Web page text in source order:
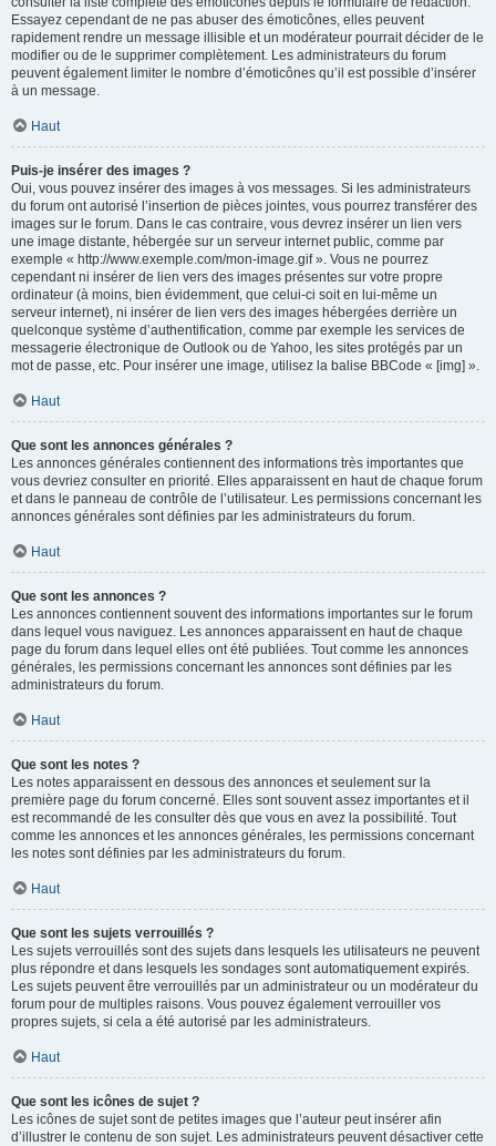
Essayez cependant de ne pas abuser des émoticônes, elles peuvent
rapidement rendre un message illisible et un modérateur pourrait décider de le
modifier ou de le supprimer complètement. Les administrateurs du forum
peuvent également limiter le nombre d’émoticônes qu’il est possible d’insérer
à un message.
Haut
Puis-je insérer des images ?
Oui, vous pouvez insérer des images à vos messages. Si les administrateurs
du forum ont autorisé l’insertion de pièces jointes, vous pourrez transférer des
images sur le forum. Dans le cas contraire, vous devrez insérer un lien vers
une image distante, hébergée sur un serveur internet public, comme par
exemple « http://www.exemple.com/mon-image.gif ». Vous ne pourrez
cependant ni insérer de lien vers des images présentes sur votre propre
ordinateur (à moins, bien évidemment, que celui-ci soit en lui-même un
serveur internet), ni insérer de lien vers des images hébergées derrière un
quelconque système d’authentification, comme par exemple les services de
messagerie électronique de Outlook ou de Yahoo, les sites protégés par un
mot de passe, etc. Pour insérer une image, utilisez la balise BBCode « [img] ».
Haut
Que sont les annonces générales ?
Les annonces générales contiennent des informations très importantes que
vous devriez consulter en priorité. Elles apparaissent en haut de chaque forum
et dans le panneau de contrôle de l’utilisateur. Les permissions concernant les
annonces générales sont définies par les administrateurs du forum.
Haut
Que sont les annonces ?
Les annonces contiennent souvent des informations importantes sur le forum
dans lequel vous naviguez. Les annonces apparaissent en haut de chaque
page du forum dans lequel elles ont été publiées. Tout comme les annonces
générales, les permissions concernant les annonces sont définies par les
administrateurs du forum.
Haut
Que sont les notes ?
Les notes apparaissent en dessous des annonces et seulement sur la
première page du forum concerné. Elles sont souvent assez importantes et il
est recommandé de les consulter dès que vous en avez la possibilité. Tout
comme les annonces et les annonces générales, les permissions concernant
les notes sont définies par les administrateurs du forum.
Haut
Que sont les sujets verrouillés ?
Les sujets verrouillés sont des sujets dans lesquels les utilisateurs ne peuvent
plus répondre et dans lesquels les sondages sont automatiquement expirés.
Les sujets peuvent être verrouillés par un administrateur ou un modérateur du
forum pour de multiples raisons. Vous pouvez également verrouiller vos
propres sujets, si cela a été autorisé par les administrateurs.
Haut
Que sont les icônes de sujet ?
Les icônes de sujet sont de petites images que l’auteur peut insérer afin
d’illustrer le contenu de son sujet. Les administrateurs peuvent désactiver cette